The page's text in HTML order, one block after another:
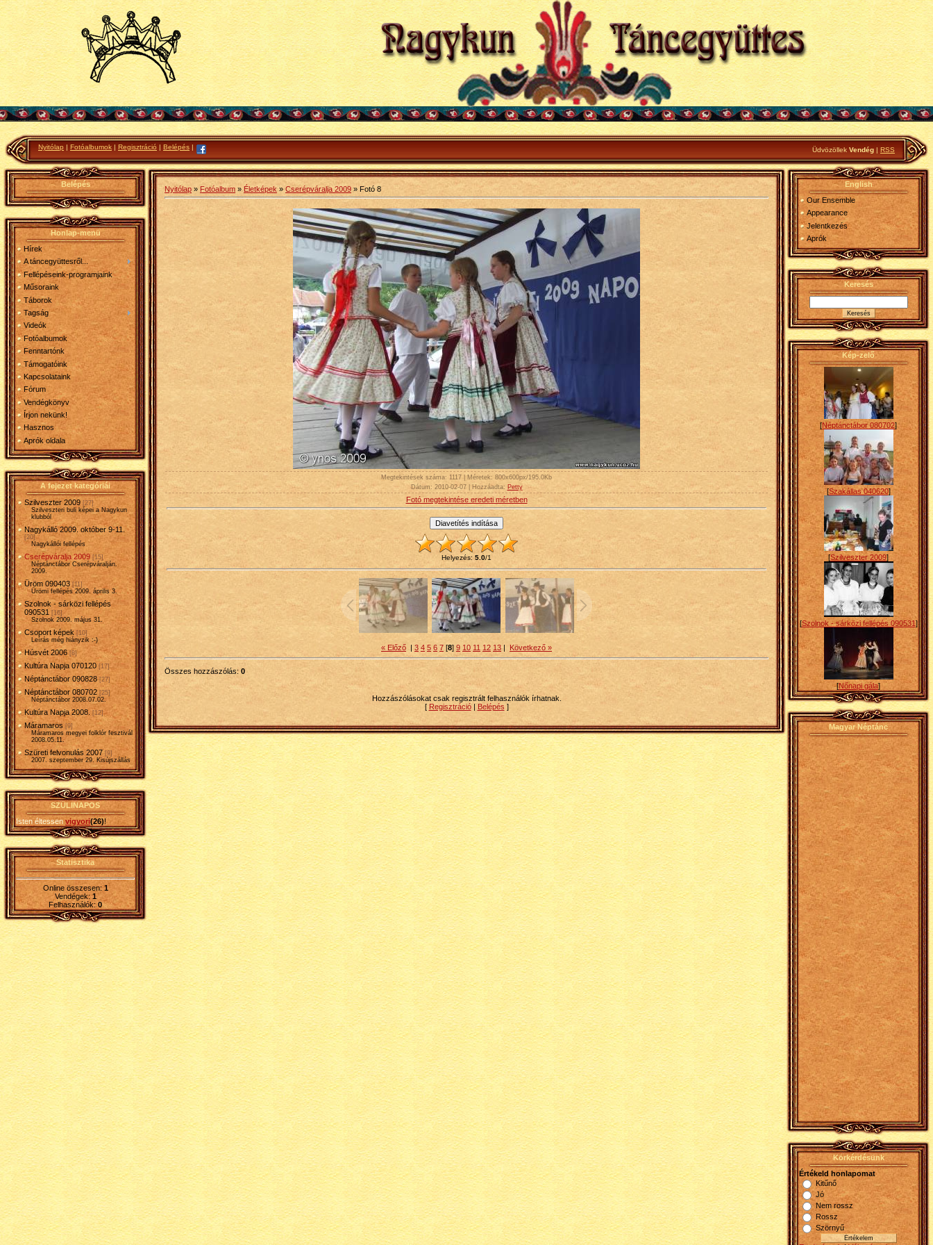
Nyitólap | Fotóalbumok | Regisztráció | Belépés | Üdvözöllek Vendég | RSS
Belépés
Honlap-menü
Hírek
A táncegyüttesről...
Fellépéseink-programjaink
Műsoraink
Táborok
Tagság
Videók
Fotóalbumok
Fenntartónk
Támogatóink
Kapcsolataink
Fórum
Vendégkönyv
Írjon nekünk!
Hasznos
Aprók oldala
A fejezet kategóriái
Szilveszter 2009 [27]
Szilveszteri buli képei a Nagykun
klubból
Nagykálló 2009. október 9-11.
[20]
Nagykállói fellépés
Cserépváralja 2009 [15]
Néptánctábor Cserépváralján.
2009.
Üröm 090403 [11]
Ürömi fellépés 2009. április 3.
Szolnok - sárközi fellépés
090531 [16]
Szolnok 2009. május 31.
Csoport képek [10]
Leírás még hiányzik :-)
Húsvét 2006 [8]
Kultúra Napja 070120 [17]
Néptánctábor 090828 [27]
Néptánctábor 080702 [25]
Néptánctábor 2008.07.02.
Kultúra Napja 2008. [12]
Máramaros [9]
Máramaros megyei folklór fesztivál
2008.05.11.
Szüreti felvonulás 2007 [9]
2007. szeptember 29. Kisújszállás
SZÜLINAPOS
Isten éltessen vigyori(26)!
Statisztika
Online összesen:1
Vendégek:1
Felhasználók:0
Nyitólap » Fotóalbum » Életképek » Cserépváralja 2009 » Fotó 8
Megtekintések száma: 1117 | Méretek: 800x600px/195.0Kb
Dátum : 2010-02-07 | Hozzáadta: Petty
Fotó megtekintése eredeti méretben
Helyezés: 5.0/1
« Előző | 3 4 5 6 7 [8] 9 10 11 12 13 | Következő »
Összes hozzászólás: 0
Hozzászólásokat csak regisztrált felhasználók írhatnak.
[ Regisztráció| Belépés ]
English
Our Ensemble
Appearance
Jelentkezés
Aprók
Keresés
Kép-zelő
[Néptánctábor 080702]
[Szakállas 040620]
[Szilveszter 2009]
[Szolnok - sárközi fellépés 090531]
[Nőnapi gála]
Magyar Néptánc
Körkérdésünk
Értékeld honlapomat
Kitűnő
Jó
Nem rossz
Rossz
Szörnyű